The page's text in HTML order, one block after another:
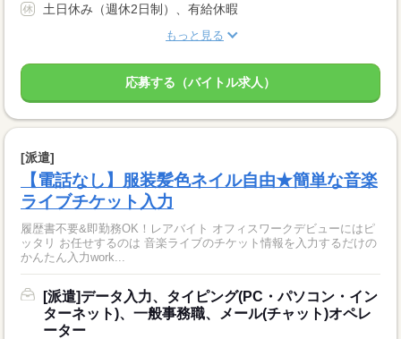
土日休み（週休2日制）、有給休暇
もっと見る
応募する（バイトル求人）
[派遣]
【電話なし】服装髪色ネイル自由★簡単な音楽
ライブチケット入力
履歴書不要&即勤務OK！レアバイト オフィスワークデビューにはピ
ッタリ お任せするのは 音楽ライブのチケット情報を入力するだけの
かんたん入力work...
[派遣]データ入力、タイピング(PC・パソコン・イン
ターネット)、一般事務職、メール(チャット)オペレ
ーター